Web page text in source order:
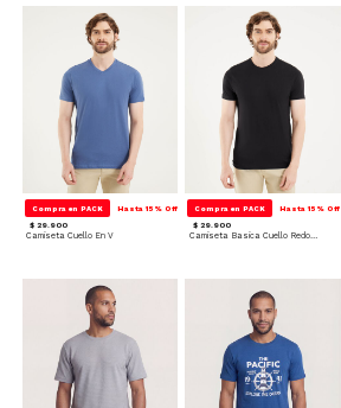
Compra en PACK Hasta 15% Off
$ 29.900
Camiseta Cuello En V
Compra en PACK Hasta 15% Off
$ 29.900
Camiseta Basica Cuello Redondo